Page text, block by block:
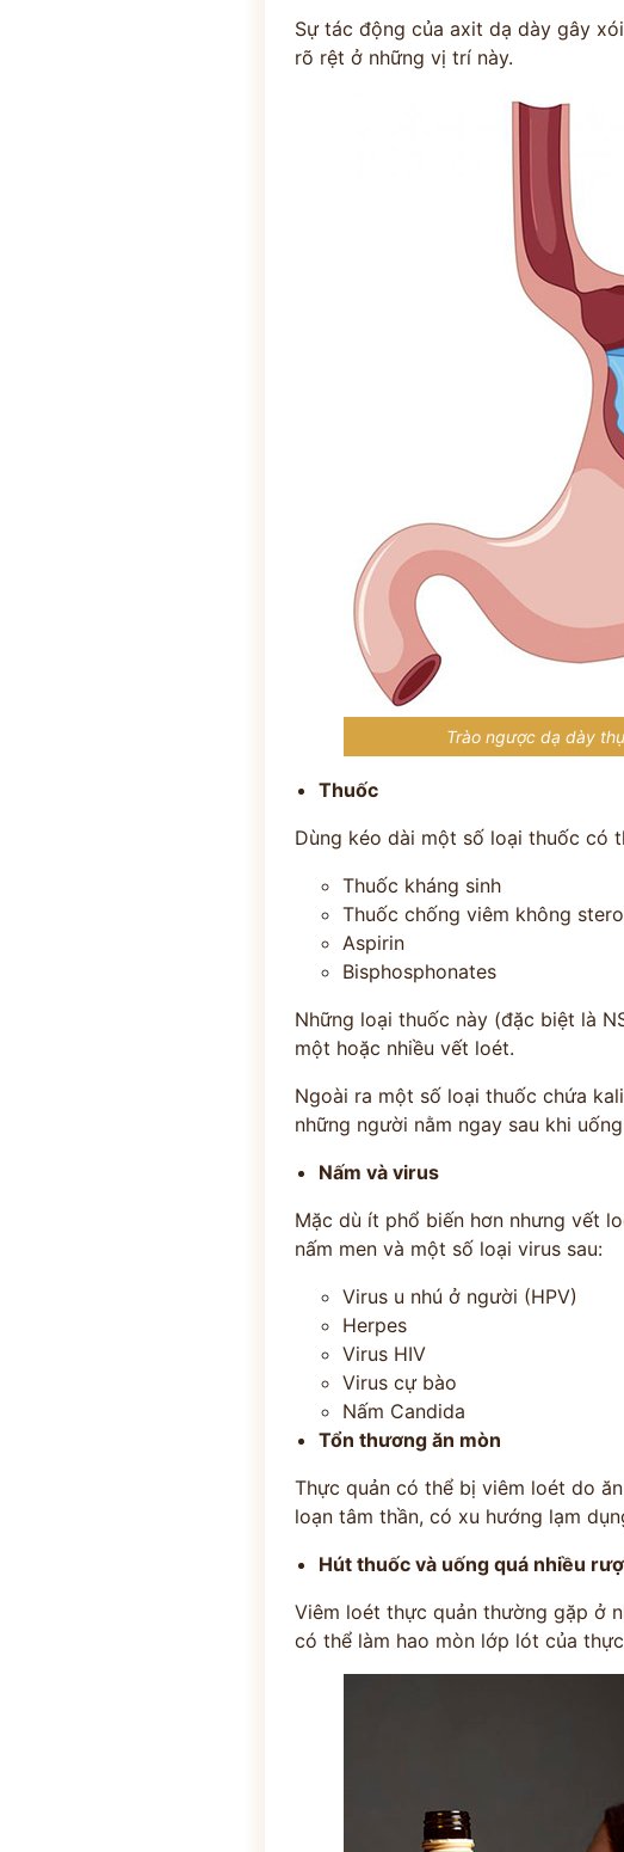
Sự tác động của axit dạ dày gây
rõ rệt ở những vị trí này.
Trào ngược dạ dày
Thuốc
Dùng kéo dài một số loại thuốc có
Thuốc kháng sinh
Thuốc chống viêm không
Aspirin
Bisphosphonates
Những loại thuốc này (đặc biệt là
một hoặc nhiều vết loét.
Ngoài ra một số loại thuốc chứa
những người nằm ngay sau khi
Nấm và virus
Mặc dù ít phổ biến hơn nhưng vết
nấm men và một số loại virus sau:
Virus u nhú ở người (HPV)
Herpes
Virus HIV
Virus cự bào
Nấm Candida
Tổn thương ăn mòn
Thực quản có thể bị viêm loét do
loạn tâm thần, có xu hướng lạm
Hút thuốc và uống quá nhiều
Viêm loét thực quản thường gặp ở
có thể làm hao mòn lớp lót của
THĂM KHÁM
Phác đồ cá nhân hóa
theo thể trạng
ĐĂNG KÝ TƯ VẤN »
ĐĂNG KÝ ĐẾN KHÁM TRỰC TIẾP
Thông tin của bạn được bảo mật và chỉ sử dụng cho